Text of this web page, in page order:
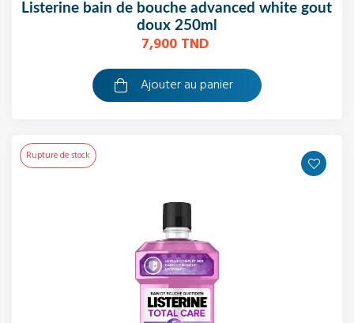
listerine bain de bouche advanced white gout
doux 250ml
7,900 TND
Ajouter au panier
Rupture de stock